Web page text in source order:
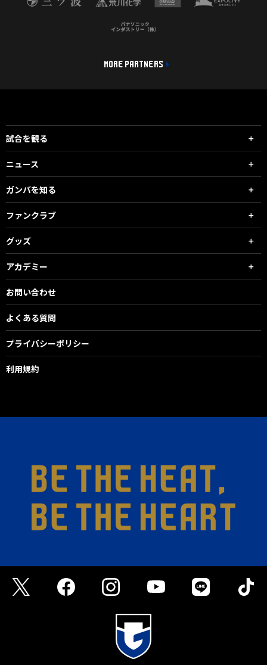
MORE PARTNERS
試合を観る
ニュース
ガンバを知る
ファンクラブ
グッズ
アカデミー
お問い合わせ
よくある質問
プライバシーポリシー
利用規約